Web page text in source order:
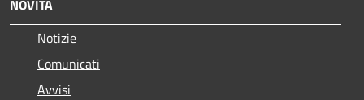
NOVITÀ
Notizie
Comunicati
Avvisi